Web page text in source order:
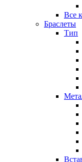
Все
Браслеты
Тип